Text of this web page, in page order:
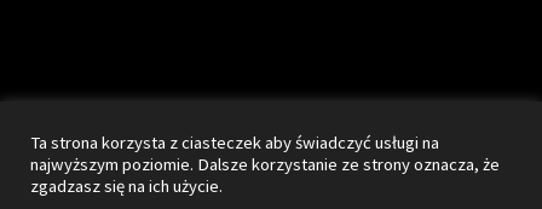
Stworzone z WooCommerce.
Ta strona korzysta z ciasteczek aby świadczyć usługi na
najwyższym poziomie. Dalsze korzystanie ze strony oznacza, że
zgadzasz się na ich użycie.